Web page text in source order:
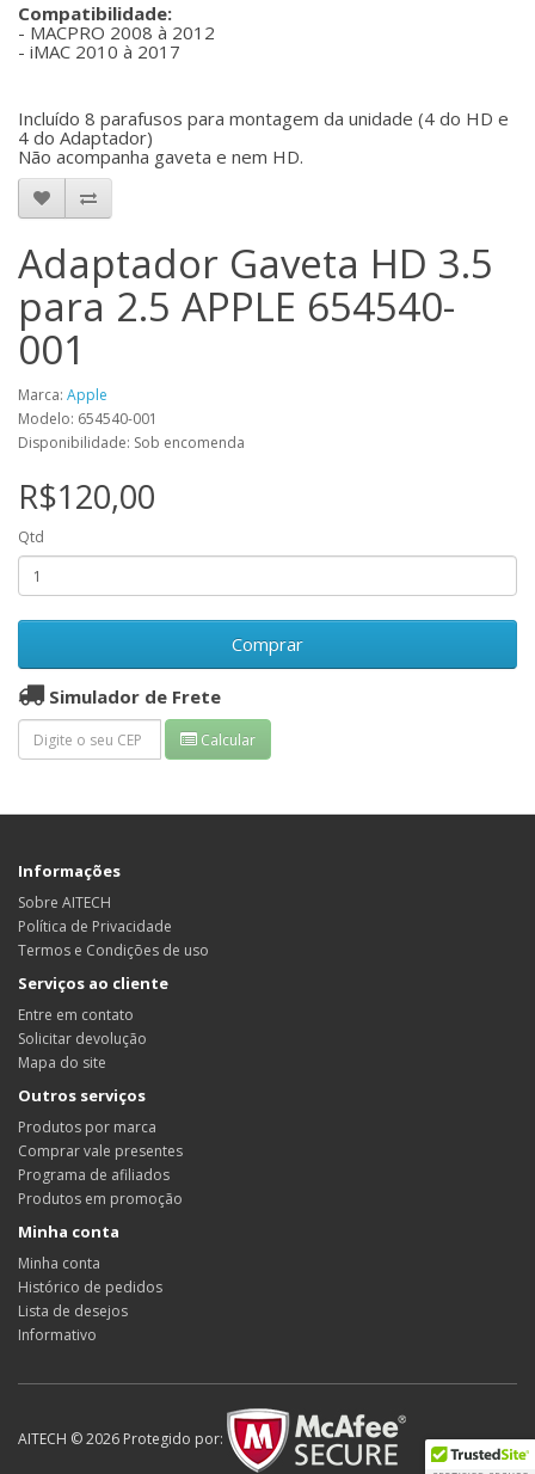
Compatibilidade:
- MACPRO 2008 à 2012
- iMAC 2010 à 2017
Incluído 8 parafusos para montagem da unidade (4 do HD e
4 do Adaptador)
Não acompanha gaveta e nem HD.
Adaptador Gaveta HD 3.5
para 2.5 APPLE 654540-
001
Marca: Apple
Modelo: 654540-001
Disponibilidade: Sob encomenda
R$120,00
Qtd
Comprar
Simulador de Frete
Calcular
Informações
Sobre AITECH
Política de Privacidade
Termos e Condições de uso
Serviços ao cliente
Entre em contato
Solicitar devolução
Mapa do site
Outros serviços
Produtos por marca
Comprar vale presentes
Programa de afiliados
Produtos em promoção
Minha conta
Minha conta
Histórico de pedidos
Lista de desejos
Informativo
AITECH © 2026 Protegido por: